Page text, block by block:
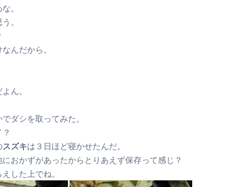
。
。
んだから。
ん。
ダシを取ってみた。
スズキは３日ほど寝かせたんだ。
おかずがあったからとりあえず保存って感じ？
した上でね。